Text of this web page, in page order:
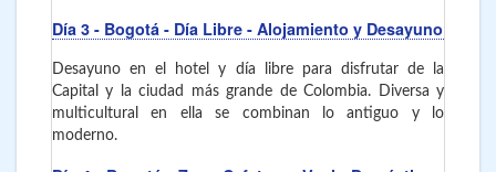
Día 3 - Bogotá - Día Libre - Alojamiento y Desayuno
Desayuno en el hotel y día libre para disfrutar de la
Capital y la ciudad más grande de Colombia. Diversa y
multicultural en ella se combinan lo antiguo y lo
moderno.